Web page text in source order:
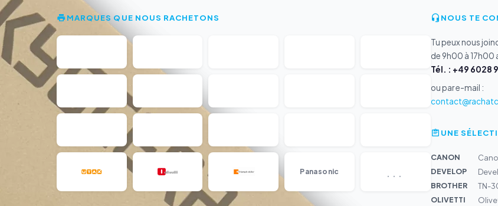
MARQUES QUE NOUS RACHETONS
Panasonic ...
NOUS TE
Tu peux nous
de 9h00 à 17h00
Tél. : +49 6028
ou par e-mail :
UNE
CANON
DEVELOP
BROTHER
TN-
OLIVETTI